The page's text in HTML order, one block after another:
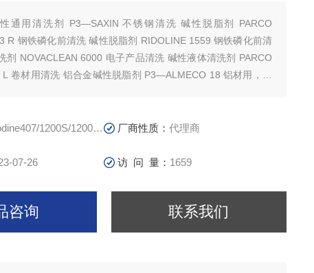
通用清洗剂 P3—SAXIN 不锈钢清洗 碱性脱脂剂 PARCO
R 钢铁磷化前清洗 碱性脱脂剂 RIDOLINE 1559 钢铁磷化前清
剂 NOVACLEAN 6000 电子产品清洗 碱性液体清洗剂 PARCO
卷材用清洗 铝合金碱性脱脂剂 P3—ALMECO 18 铝材用，适
1200S/1200S/1500/Ridoline336/212 厂商性质：代理商
07-26 访 问 量： 1659
咨询 联系我们